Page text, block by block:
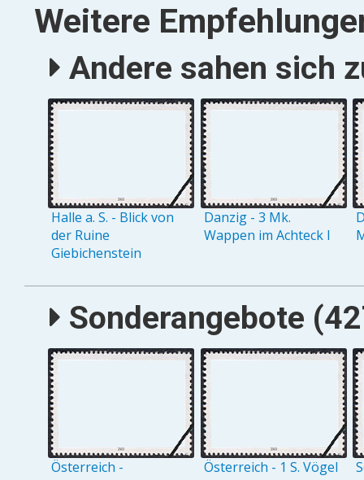
Weitere
Andere sahen sich
Halle a. S. - Blick von
der Ruine
Giebichenstein
Danzig - 3 Mk.
Wappen im Achteck I
Sonderangebote
Österreich -
Österreich - 1 S. Vögel